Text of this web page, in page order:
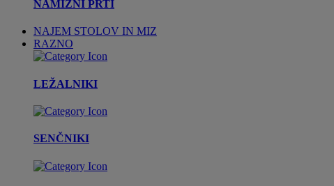
NAMIZNI PRTI
NAJEM STOLOV IN MIZ
RAZNO
LEŽALNIKI
SENČNIKI